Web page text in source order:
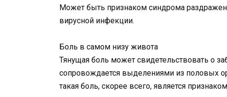
Может быть признаком синдрома
вирусной инфекции.
Боль в самом низу живота
Тянущая боль может свидетельствовать о
сопровождается выделениями из половых
такая боль, скорее всего, является